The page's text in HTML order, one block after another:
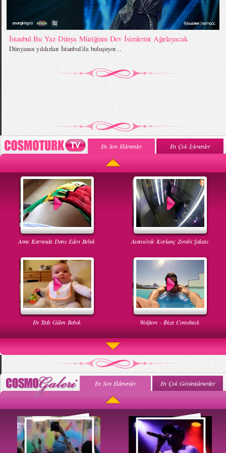
İstanbul Bu Yaz Dünya Müziğinin Dev İsimlerini Ağırlayacak
Dünyanın yıldızları İstanbul’da buluşuyor…
En Son Eklenenler En Çok İzlenenler
Anne Karnında Dans Eden Bebek Asansörde Korkunç Zombi Şakası
En Tatlı Gülen Bebek Wolfson - Ibiza Comeback
Uyuyan Bebeğe Gangnam Dinletilirse Ne Olur
En Son Eklenenler En Çok Görüntülenenler